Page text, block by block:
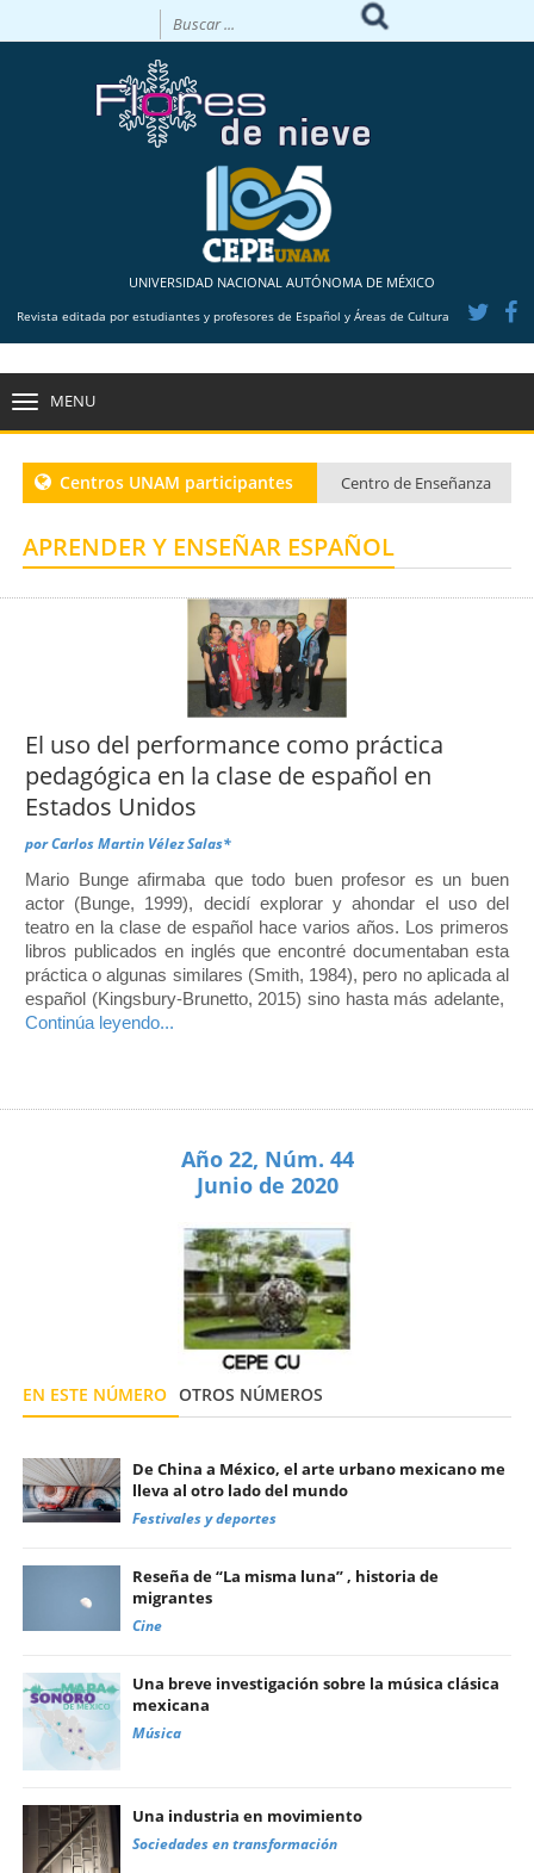
UNIVERSIDAD NACIONAL AUTÓNOMA DE MÉXICO
Revista editada por estudiantes y profesores de Español y Áreas de Cultura
MENU
Centros UNAM participantes
Centro de Enseñanza
Centro de Enseñanza para Extranjeros, Taxco
Centro de Enseñanza para Extranjeros, Polanco
APRENDER Y ENSEÑAR ESPAÑOL
El uso del performance como práctica
pedagógica en la clase de español en
Estados Unidos
porCarlos Martin Vélez Salas*
Mario Bunge afirmaba que todo buen profesor es un buen
actor (Bunge, 1999), decidí explorar y ahondar el uso del
teatro en la clase de español hace varios años. Los primeros
libros publicados en inglés que encontré documentaban esta
práctica o algunas similares (Smith, 1984), pero no aplicada al
español (Kingsbury-Brunetto, 2015) sino hasta más adelante,
Continúa leyendo...
Año 22, Núm. 44
Junio de 2020
EN ESTE NÚMERO OTROS NÚMEROS
De China a México, el arte urbano mexicano me
lleva al otro lado del mundo
Festivales y deportes
Reseña de “La misma luna” , historia de
migrantes
Cine
Una breve investigación sobre la música clásica
mexicana
Música
Una industria en movimiento
Sociedades en transformación